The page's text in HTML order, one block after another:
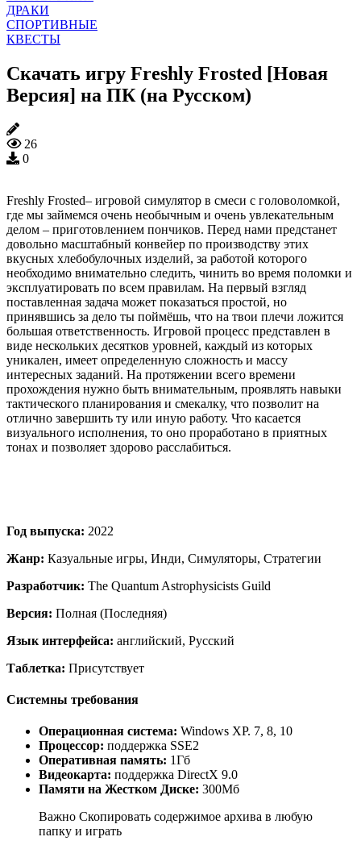
ДРАКИ
СПОРТИВНЫЕ
КВЕСТЫ
Скачать игру Freshly Frosted [Новая
Версия] на ПК (на Русском)
26
0
Freshly Frosted– игровой симулятор в смеси с головоломкой,
где мы займемся очень необычным и очень увлекательным
делом – приготовлением пончиков. Перед нами предстанет
довольно масштабный конвейер по производству этих
вкусных хлебобулочных изделий, за работой которого
необходимо внимательно следить, чинить во время поломки и
эксплуатировать по всем правилам. На первый взгляд
поставленная задача может показаться простой, но
принявшись за дело ты поймёшь, что на твои плечи ложится
большая ответственность. Игровой процесс представлен в
виде нескольких десятков уровней, каждый из которых
уникален, имеет определенную сложность и массу
интересных заданий. На протяжении всего времени
прохождения нужно быть внимательным, проявлять навыки
тактического планирования и смекалку, что позволит на
отлично завершить ту или иную работу. Что касается
визуального исполнения, то оно проработано в приятных
тонах и позволяет здорово расслабиться.
Год выпуска: 2022
Жанр: Казуальные игры, Инди, Симуляторы, Стратегии
Разработчик: The Quantum Astrophysicists Guild
Версия: Полная (Последняя)
Язык интерфейса: английский, Русский
Таблетка: Присутствует
Системны требования
Операционная система: Windows XP. 7, 8, 10
Процессор: поддержка SSE2
Оперативная память: 1Гб
Видеокарта: поддержка DirectX 9.0
Памяти на Жестком Диске: 300Мб
Важно Скопировать содержимое архива в любую
папку и играть